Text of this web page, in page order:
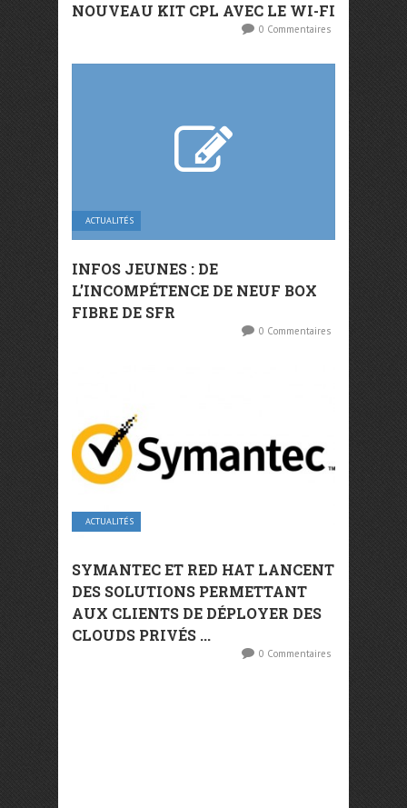
NOUVEAU KIT CPL AVEC LE WI-FI
0 Commentaires
ACTUALITÉS
INFOS JEUNES : DE
L’INCOMPÉTENCE DE NEUF BOX
FIBRE DE SFR
0 Commentaires
ACTUALITÉS
SYMANTEC ET RED HAT LANCENT
DES SOLUTIONS PERMETTANT
AUX CLIENTS DE DÉPLOYER DES
CLOUDS PRIVÉS ...
0 Commentaires